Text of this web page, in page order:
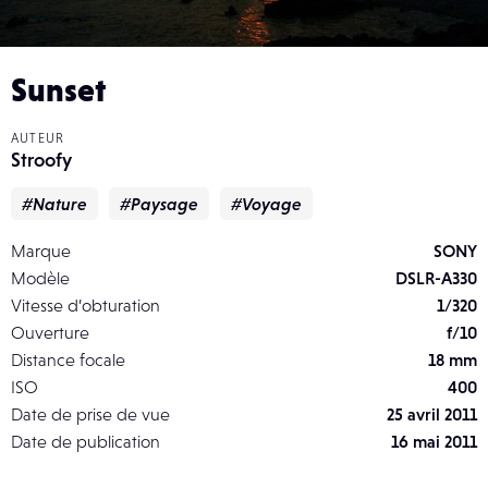
Sunset
AUTEUR
Stroofy
#Nature #Paysage #Voyage
Marque
SONY
Modèle
DSLR-A330
Vitesse d’obturation
1/320
Ouverture
f/10
Distance focale
18 mm
ISO
400
Date de prise de vue
25 avril 2011
Date de publication
16 mai 2011